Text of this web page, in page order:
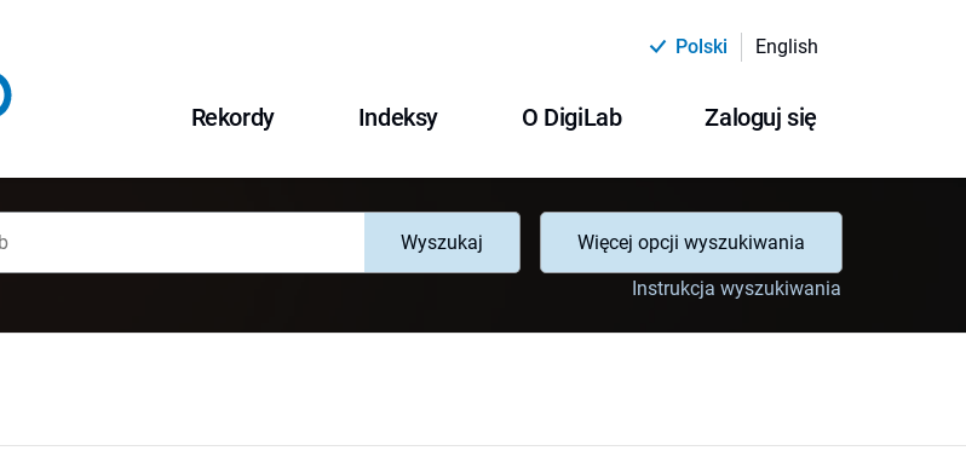
Polski English
Rekordy Indeksy O DigiLab Zaloguj się
Wyszukaj
Więcej opcji wyszukiwania
Instrukcja wyszukiwania